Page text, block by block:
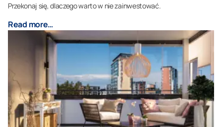
Przekonaj się, dlaczego warto w nie zainwestować.
Read more…